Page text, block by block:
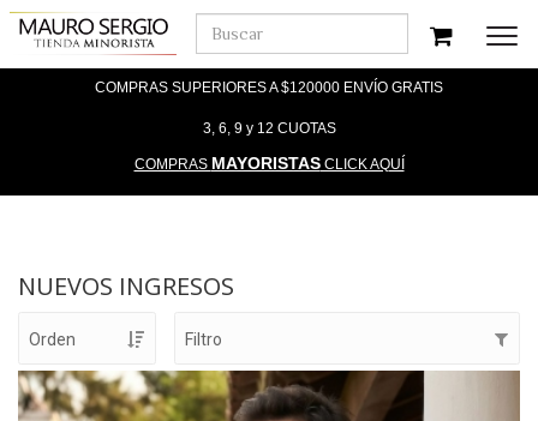
COMPRAS SUPERIORES A $120000 ENVÍO GRATIS
3, 6, 9 y 12 CUOTAS
COMPRAS MAYORISTASCLICK AQUÍ
NUEVOS INGRESOS